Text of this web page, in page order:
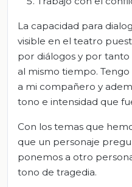
La capacidad para
visible en el teatro
por diálogos y por
al mismo tiempo.
a mi compañero y
tono e intensidad que
Con los temas que
que un personaje
ponemos a otro
tono de tragedia.